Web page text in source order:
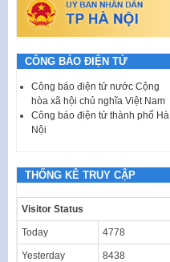
CÔNG BÁO ĐIỆN TỬ
Công báo điện tử nước Cộng
hòa xã hội chủ nghĩa Việt Nam
Công báo điện tử thành phố Hà
Nội
THỐNG KÊ TRUY CẬP
Visitor Status
Today 4778
Yesterday 8438